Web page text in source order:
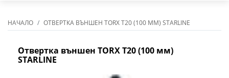
НАЧАЛО OТВЕРТКА ВЪНШЕН TORX T20 (100 ММ) STARLINE
Oтвертка външен TORX T20 (100 мм)
STARLINE